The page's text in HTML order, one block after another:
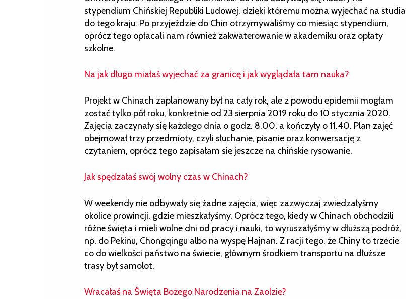
stypendium Chińskiej Republiki Ludowej, dzięki któremu można wyjechać na studia
do tego kraju. Po przyjeździe do Chin otrzymywaliśmy co miesiąc stypendium,
oprócz tego opłacali nam również zakwaterowanie w akademiku oraz opłaty
szkolne.
Na jak długo miałaś wyjechać za granicę i jak wyglądała tam nauka?
Projekt w Chinach zaplanowany był na cały rok, ale z powodu epidemii mogłam
zostać tylko pół roku, konkretnie od 23 sierpnia 2019 roku do 10 stycznia 2020.
Zajęcia zaczynały się każdego dnia o godz. 8.00, a kończyły o 11.40. Plan zajęć
obejmował trzy przedmioty, czyli słuchanie, pisanie oraz konwersację z
czytaniem, oprócz tego zapisałam się jeszcze na chińskie rysowanie.
Jak spędzałaś swój wolny czas w Chinach?
W weekendy nie odbywały się żadne zajęcia, więc zazwyczaj zwiedzałyśmy
okolice prowincji, gdzie mieszkałyśmy. Oprócz tego, kiedy w Chinach obchodzili
różne święta i mieli wolne dni od pracy i nauki, to wyruszałyśmy w dłuższą podróż,
np. do Pekinu, Chongqingu albo na wyspę Hajnan. Z racji tego, że Chiny to trzecie
co do wielkości państwo na świecie, głównym środkiem transportu na dłuższe
trasy był samolot.
Wracałaś na Święta Bożego Narodzenia na Zaolzie?